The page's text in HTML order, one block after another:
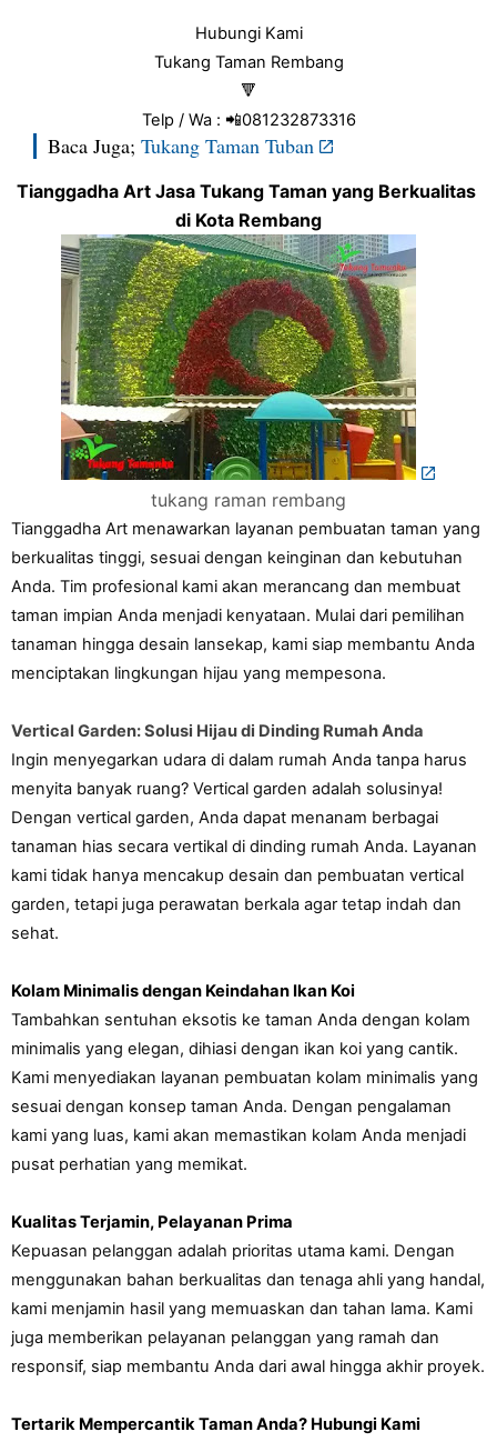
Hubungi Kami
Tukang Taman Rembang
🔻
Telp / Wa : 📲081232873316
Baca Juga; Tukang Taman Tuban
Tianggadha Art Jasa Tukang Taman yang Berkualitas
di Kota Rembang
tukang raman rembang
Tianggadha Art menawarkan layanan pembuatan taman yang
berkualitas tinggi, sesuai dengan keinginan dan kebutuhan
Anda. Tim profesional kami akan merancang dan membuat
taman impian Anda menjadi kenyataan. Mulai dari pemilihan
tanaman hingga desain lansekap, kami siap membantu Anda
menciptakan lingkungan hijau yang mempesona.
Vertical Garden: Solusi Hijau di Dinding Rumah Anda
Ingin menyegarkan udara di dalam rumah Anda tanpa harus
menyita banyak ruang? Vertical garden adalah solusinya!
Dengan vertical garden, Anda dapat menanam berbagai
tanaman hias secara vertikal di dinding rumah Anda. Layanan
kami tidak hanya mencakup desain dan pembuatan vertical
garden, tetapi juga perawatan berkala agar tetap indah dan
sehat.
Kolam Minimalis dengan Keindahan Ikan Koi
Tambahkan sentuhan eksotis ke taman Anda dengan kolam
minimalis yang elegan, dihiasi dengan ikan koi yang cantik.
Kami menyediakan layanan pembuatan kolam minimalis yang
sesuai dengan konsep taman Anda. Dengan pengalaman
kami yang luas, kami akan memastikan kolam Anda menjadi
pusat perhatian yang memikat.
Kualitas Terjamin, Pelayanan Prima
Kepuasan pelanggan adalah prioritas utama kami. Dengan
menggunakan bahan berkualitas dan tenaga ahli yang handal,
kami menjamin hasil yang memuaskan dan tahan lama. Kami
juga memberikan pelayanan pelanggan yang ramah dan
responsif, siap membantu Anda dari awal hingga akhir proyek.
Tertarik Mempercantik Taman Anda? Hubungi Kami